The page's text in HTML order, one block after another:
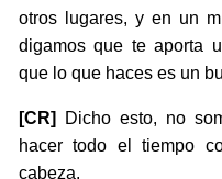
otros lugares, y en un
digamos que te aporta
que lo que haces es un
[CR]
Dicho esto, no
hacer todo el tiempo
cabeza.